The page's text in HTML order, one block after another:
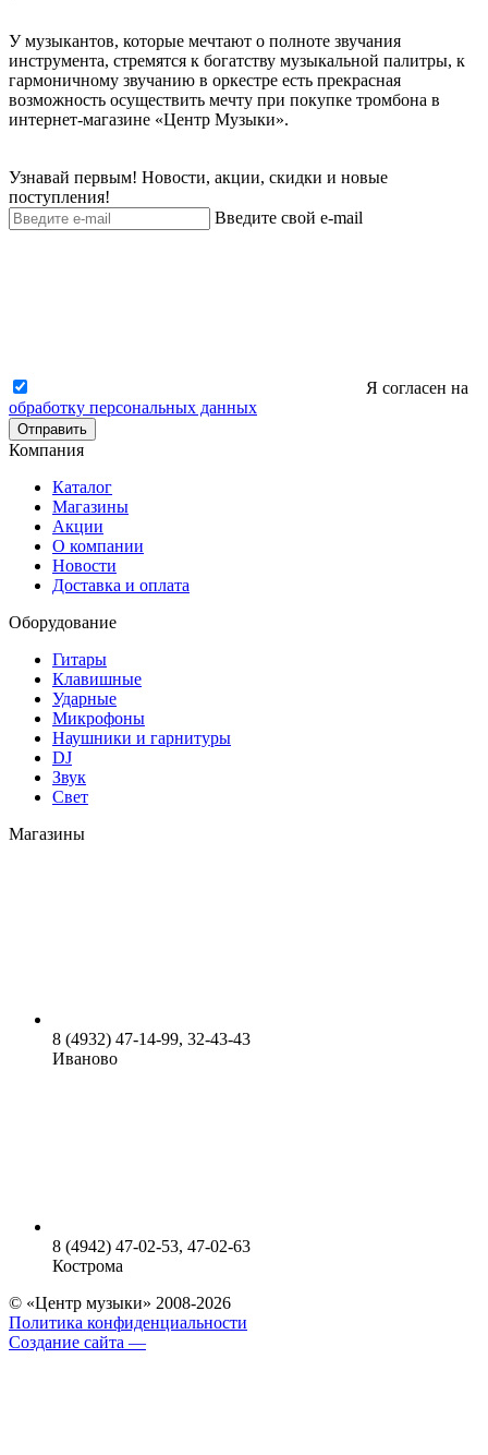
У музыкантов, которые мечтают о полноте звучания
инструмента, стремятся к богатству музыкальной палитры, к
гармоничному звучанию в оркестре есть прекрасная
возможность осуществить мечту при покупке тромбона в
интернет-магазине «Центр Музыки».
Узнавай первым! Новости, акции, скидки и новые
поступления!
Введите свой e-mail
Я согласен на
обработку персональных данных
Отправить
Компания
Каталог
Магазины
Акции
О компании
Новости
Доставка и оплата
Оборудование
Гитары
Клавишные
Ударные
Микрофоны
Наушники и гарнитуры
DJ
Звук
Свет
Магазины
8 (4932) 47-14-99, 32-43-43
Иваново
8 (4942) 47-02-53, 47-02-63
Кострома
© «Центр музыки» 2008-2026
Политика конфиденциальности
Создание сайта —